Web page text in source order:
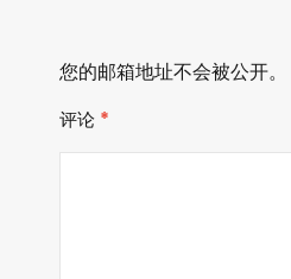
您的邮箱地址不会被公开。
评论 *